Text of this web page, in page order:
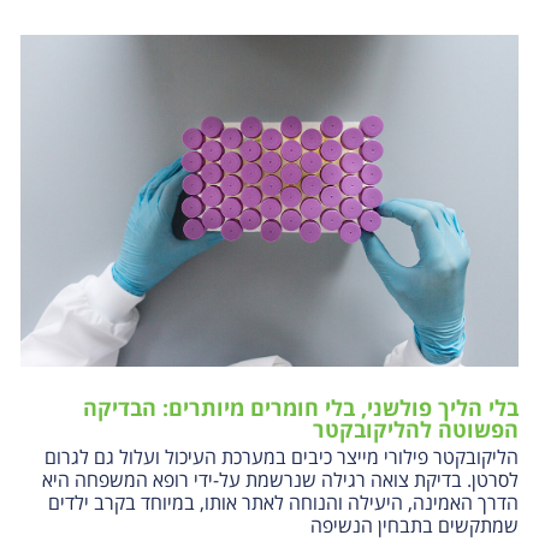
בלי הליך פולשני, בלי חומרים מיותרים: הבדיקה
הפשוטה להליקובקטר
הליקובקטר פילורי מייצר כיבים במערכת העיכול ועלול גם לגרום
לסרטן. בדיקת צואה רגילה שנרשמת על-ידי רופא המשפחה היא
הדרך האמינה, היעילה והנוחה לאתר אותו, במיוחד בקרב ילדים
שמתקשים בתבחין הנשיפה